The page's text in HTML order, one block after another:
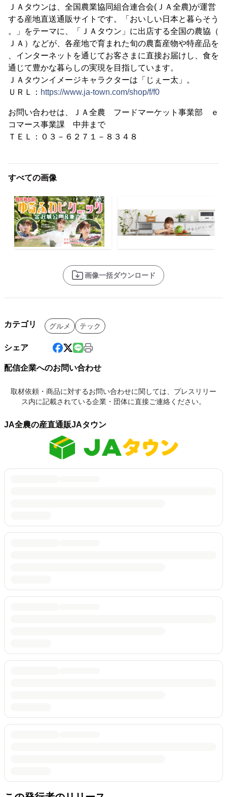
ＪＡタウンは、全国農業協同組合連合会(ＪＡ全農)が運営
する産地直送通販サイトです。「おいしい日本と暮らそう
。」をテーマに、「ＪＡタウン」に出店する全国の農協（
ＪＡ）などが、各産地で育まれた旬の農畜産物や特産品を
、インターネットを通じてお客さまに直接お届けし、食を
通じて豊かな暮らしの実現を目指しています。
ＪＡタウンイメージキャラクターは「じぇー太」。
ＵＲＬ： https://www.ja-town.com/shop/f/f0
お問い合わせは、ＪＡ全農 フードマーケット事業部 ｅ
コマース事業課 中井まで
ＴＥＬ：０３－６２７１－８３４８
すべての画像
画像一括ダウンロード
カテゴリ グルメ テック
シェア
配信企業へのお問い合わせ
取材依頼・商品に対するお問い合わせに関しては、プレスリリー
ス内に記載されている企業・団体に直接ご連絡ください。
JA全農の産直通販JAタウン